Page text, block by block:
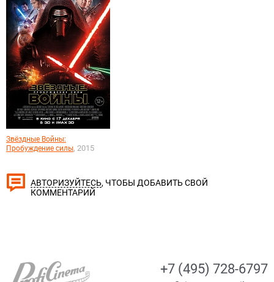
Звёздные Войны:
Пробуждение силы, 2015
АВТОРИЗУЙТЕСЬ, ЧТОБЫ ДОБАВИТЬ СВОЙ
КОММЕНТАРИЙ
+7 (495) 728-6797